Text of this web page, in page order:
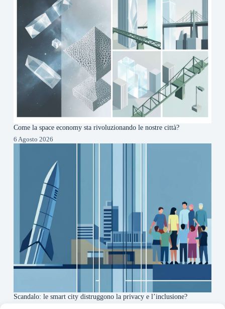
Come la space economy sta rivoluzionando le nostre città?
6 Agosto 2026
Scandalo: le smart city distruggono la privacy e l’inclusione?